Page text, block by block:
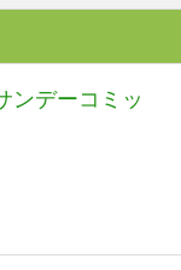
ンデーコミッ